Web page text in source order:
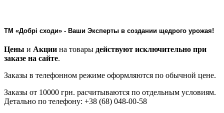
ТМ «Добрі сходи» - Ваши Эксперты в создании щедрого урожая!
Цены и Акции на товары действуют исключительно при
заказе на сайте.
Заказы в телефонном режиме оформляются по обычной цене.
Заказы от 10000 грн. расчитываются по отдельным условиям.
Детально по телефону: +38 (68) 048-00-58